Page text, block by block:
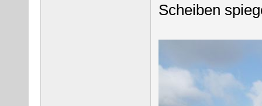
Scheiben